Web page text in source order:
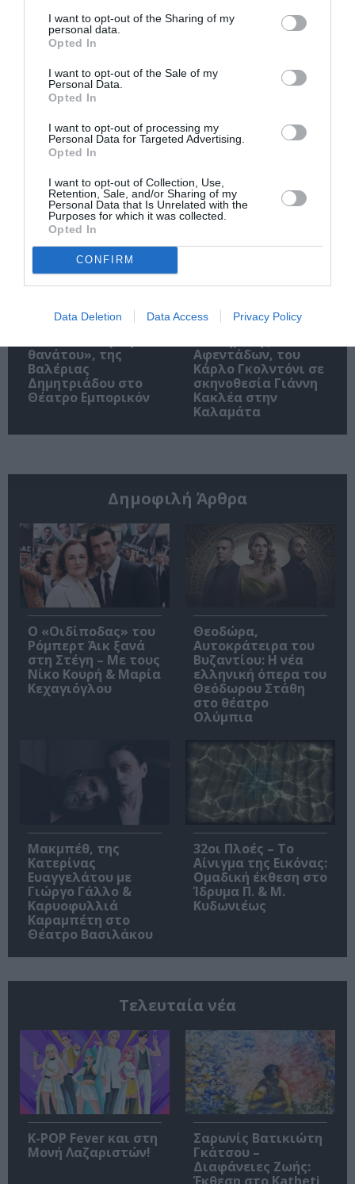
I want to opt-out of the Sharing of my
personal data.
Opted In
I want to opt-out of the Sale of my
Personal Data.
Opted In
I want to opt-out of processing my
Personal Data for Targeted Advertising.
Opted In
I want to opt-out of Collection, Use,
Retention, Sale, and/or Sharing of my
Personal Data that Is Unrelated with the
Purposes for which it was collected.
Opted In
CONFIRM
Data Deletion Data Access Privacy Policy
Σχετικά Άρθρα
Η πόρνη από πάνω,
Διδασκάλου στο
Βεάκειο
σκηνοθεσία
Δημήτρη Καραντζά
στα Αισχύλεια 2026
θανάτου», της
Βαλέριας
Δημητριάδου στο
Θέατρο Εμπορικόν
Αφεντάδων, του
Κάρλο Γκολντόνι σε
σκηνοθεσία Γιάννη
Κακλέα στην
Καλαμάτα
Δημοφιλή Άρθρα
O «Οιδίποδας» του
Ρόμπερτ Άικ ξανά
στη Στέγη – Με τους
Νίκο Κουρή & Μαρία
Κεχαγιόγλου
Θεοδώρα,
Αυτοκράτειρα του
Βυζαντίου: Η νέα
ελληνική όπερα του
Θεόδωρου Στάθη
στο θέατρο
Ολύμπια
Μακμπέθ, της
Κατερίνας
Ευαγγελάτου με
Γιώργο Γάλλο &
Καρυοφυλλιά
Καραμπέτη στο
Θέατρο Βασιλάκου
32οι Πλοές – Το
Αίνιγμα της Εικόνας:
Ομαδική έκθεση στο
Ίδρυμα Π. & Μ.
Κυδωνιέως
Τελευταία νέα
K-POP Fever και στη
Μονή Λαζαριστών!
Σαρωνίς Βατικιώτη
Γκάτσου –
Διαφάνειες Ζωής: